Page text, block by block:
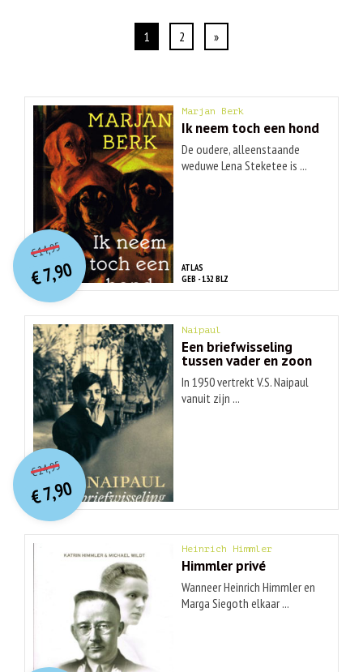
1 2 »
Marjan Berk
Ik neem toch een hond
De oudere, alleenstaande
weduwe Lena Steketee is ...
ATLAS
GEB - 132 BLZ
€14,95O
orspr
onkelijke
prijs
was:
€ 14,95.
€7,90
Huidige
prijs
is:
€ 7,90.
Naipaul
Een briefwisseling
tussen vader en zoon
In 1950 vertrekt V.S. Naipaul
vanuit zijn ...
€24,95O
orspr
onkelijke
prijs
was:
€ 24,95.
€7,90
Huidige
prijs
is:
€ 7,90.
Heinrich Himmler
Himmler privé
Wanneer Heinrich Himmler en
Marga Siegoth elkaar ...